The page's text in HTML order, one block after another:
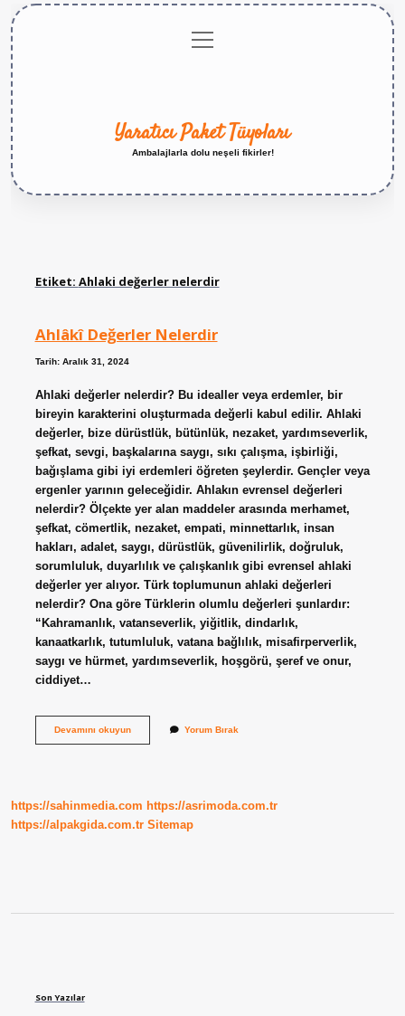
menüyü
aç
Yaratıcı Paket Tüyoları
Ambalajlarla dolu neşeli fikirler!
Etiket: Ahlaki değerler nelerdir
Ahlâkî Değerler Nelerdir
Tarih: Aralık 31, 2024
Ahlaki değerler nelerdir? Bu idealler veya erdemler, bir
bireyin karakterini oluşturmada değerli kabul edilir. Ahlaki
değerler, bize dürüstlük, bütünlük, nezaket, yardımseverlik,
şefkat, sevgi, başkalarına saygı, sıkı çalışma, işbirliği,
bağışlama gibi iyi erdemleri öğreten şeylerdir. Gençler veya
ergenler yarının geleceğidir. Ahlakın evrensel değerleri
nelerdir? Ölçekte yer alan maddeler arasında merhamet,
şefkat, cömertlik, nezaket, empati, minnettarlık, insan
hakları, adalet, saygı, dürüstlük, güvenilirlik, doğruluk,
sorumluluk, duyarlılık ve çalışkanlık gibi evrensel ahlaki
değerler yer alıyor. Türk toplumunun ahlaki değerleri
nelerdir? Ona göre Türklerin olumlu değerleri şunlardır:
“Kahramanlık, vatanseverlik, yiğitlik, dindarlık,
kanaatkarlık, tutumluluk, vatana bağlılık, misafirperverlik,
saygı ve hürmet, yardımseverlik, hoşgörü, şeref ve onur,
ciddiyet…
Devamını okuyunAhlâkî
Yorum Bırak
https://sahinmedia.com https://asrimoda.com.tr
https://alpakgida.com.tr Sitemap
Son Yazılar